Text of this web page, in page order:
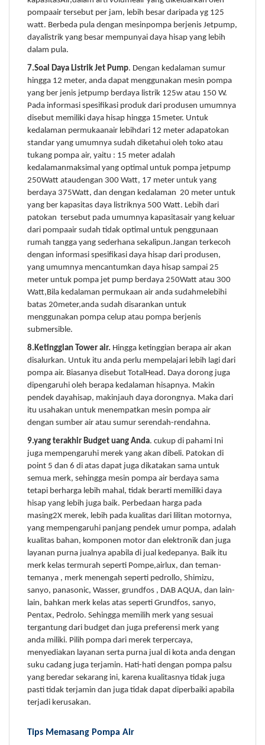
pompaair tersebut per jam, lebih besar daripada yg 125
watt. Berbeda pula dengan mesinpompa berjenis Jetpump,
dayalistrik yang besar mempunyai daya hisap yang lebih
dalam pula.
7.Soal Daya Listrik Jet Pump. Dengan kedalaman sumur
hingga 12 meter, anda dapat menggunakan mesin pompa
yang ber jenis jetpump berdaya listrik 125w atau 150 W.
Pada informasi spesifikasi produk dari produsen umumnya
disebut memiliki daya hisap hingga 15meter. Untuk
kedalaman permukaanair lebihdari 12 meter adapatokan
standar yang umumnya sudah diketahui oleh toko atau
tukang pompa air, yaitu : 15 meter adalah
kedalamanmaksimal yang optimal untuk pompa jetpump
250Watt ataudengan 300 Watt, 17 meter untuk yang
berdaya 375Watt, dan dengan kedalaman 20 meter untuk
yang ber kapasitas daya listriknya 500 Watt. Lebih dari
patokan tersebut pada umumnya kapasitasair yang keluar
dari pompaair sudah tidak optimal untuk penggunaan
rumah tangga yang sederhana sekalipun.Jangan terkecoh
dengan informasi spesifikasi daya hisap dari produsen,
yang umumnya mencantumkan daya hisap sampai 25
meter untuk pompa jet pump berdaya 250Watt atau 300
Watt,Bila kedalaman permukaan air anda sudahmelebihi
batas 20meter,anda sudah disarankan untuk
menggunakan pompa celup atau pompa berjenis
submersible.
8.Ketinggian Tower air. Hingga ketinggian berapa air akan
disalurkan. Untuk itu anda perlu mempelajari lebih lagi dari
pompa air. Biasanya disebut TotalHead. Daya dorong juga
dipengaruhi oleh berapa kedalaman hisapnya. Makin
pendek dayahisap, makinjauh daya dorongnya. Maka dari
itu usahakan untuk menempatkan mesin pompa air
dengan sumber air atau sumur serendah-rendahna.
9.yang terakhir Budget uang Anda. cukup di pahami Ini
juga mempengaruhi merek yang akan dibeli. Patokan di
point 5 dan 6 di atas dapat juga dikatakan sama untuk
semua merk, sehingga mesin pompa air berdaya sama
tetapi berharga lebih mahal, tidak berarti memiliki daya
hisap yang lebih juga baik. Perbedaan harga pada
masing2X merek, lebih pada kualitas dari lilitan motornya,
yang mempengaruhi panjang pendek umur pompa, adalah
kualitas bahan, komponen motor dan elektronik dan juga
layanan purna jualnya apabila di jual kedepanya. Baik itu
merk kelas termurah seperti Pompe,airlux, dan teman-
temanya , merk menengah seperti pedrollo, Shimizu,
sanyo, panasonic, Wasser, grundfos , DAB AQUA, dan lain-
lain, bahkan merk kelas atas seperti Grundfos, sanyo,
Pentax, Pedrolo. Sehingga memilih merk yang sesuai
tergantung dari budget dan juga preferensi merk yang
anda miliki. Pilih pompa dari merek terpercaya,
menyediakan layanan serta purna jual di kota anda dengan
suku cadang juga terjamin. Hati-hati dengan pompa palsu
yang beredar sekarang ini, karena kualitasnya tidak juga
pasti tidak terjamin dan juga tidak dapat diperbaiki apabila
terjadi kerusakan.
Tips Memasang Pompa Air